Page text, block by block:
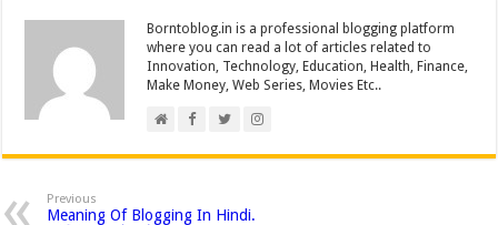
Borntoblog.in is a professional blogging platform
where you can read a lot of articles related to
Innovation, Technology, Education, Health, Finance,
Make Money, Web Series, Movies Etc..
Previous
Meaning Of Blogging In Hindi.